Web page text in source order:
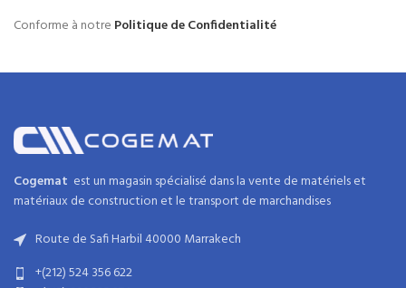
Conforme à notre Politique de Confidentialité
Cogemat est un magasin spécialisé dans lavente de matériels et
matériaux de construction etle transport de marchandises
Route de Safi Harbil 40000 Marrakech
+(212) 524 356 622